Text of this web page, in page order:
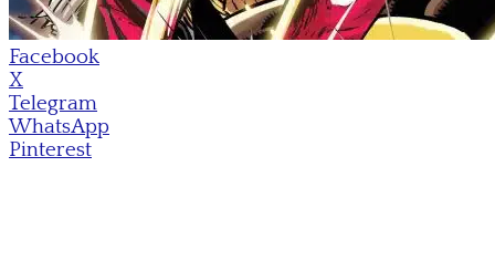
Facebook
X
Telegram
WhatsApp
Pinterest